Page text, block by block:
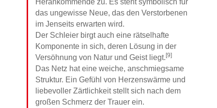
das ungewisse Neue, das den Verstorbenen
im Jenseits erwarten wird.
Der Schleier birgt auch eine rätselhafte
Komponente in sich, deren Lösung in der
Versöhnung von Natur und Geist liegt.[9]
Das Netz hat eine weiche, anschmiegsame
Struktur. Ein Gefühl von Herzenswärme und
liebevoller Zärtlichkeit stellt sich nach dem
großen Schmerz der Trauer ein.